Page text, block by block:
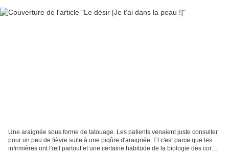
Une araignée sous forme de tatouage. Les patients venaient juste consulter
pour un peu de fièvre suite à une piqûre d'araignée. Et c'est parce que les
infirmières ont l'œil partout et une certaine habitude de la biologie des corps,